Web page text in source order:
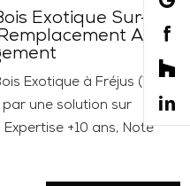
Exotique Sur-
Alu,
Exotique à Fréjus (Var).
une solution sur
+10 ans, Noté